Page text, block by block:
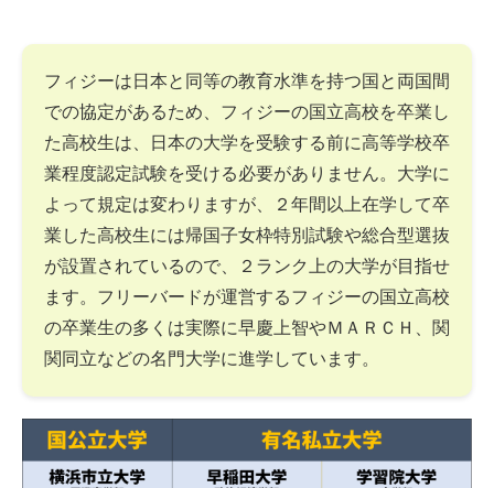
フィジーは日本と同等の教育水準を持つ国と両国間
での協定があるため、フィジーの国立高校を卒業し
た高校生は、日本の大学を受験する前に高等学校卒
業程度認定試験を受ける必要がありません。大学に
よって規定は変わりますが、２年間以上在学して卒
業した高校生には帰国子女枠特別試験や総合型選抜
が設置されているので、２ランク上の大学が目指せ
ます。フリーバードが運営するフィジーの国立高校
の卒業生の多くは実際に早慶上智やＭＡＲＣＨ、関
関同立などの名門大学に進学しています。